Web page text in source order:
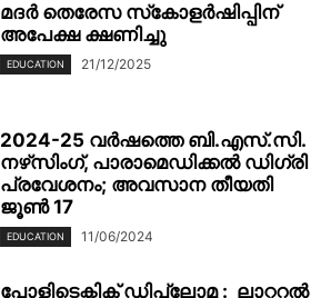
മദർ തെരേസ സ്‌കോളർഷിപ്പിന്
അപേക്ഷ ക്ഷണിച്ചു
EDUCATION 21/12/2025
2024-25 വർഷത്തെ ബി.എസ്.സി.
നഴ്‌സിംഗ്, പാരാമെഡിക്കൽ ഡിഗ്രി
പ്രവേശനം; അവസാന തീയതി
ജൂൺ 17
EDUCATION 11/06/2024
പോളിടെക്നിക് ഡിപ്ലോമ : ലാറ്ററൽ